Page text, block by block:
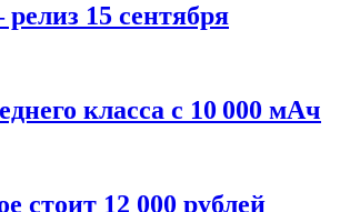
15 сентября
класса с 10 000 мАч
стоит 12 000 рублей